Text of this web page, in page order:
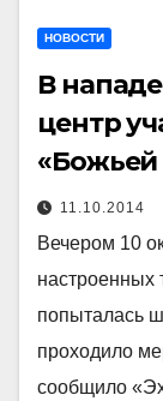
НОВОСТИ
В
центр
«Божьей
11.10.2014
Вечером 10
настроенных
попыталась
проходило
сообщило